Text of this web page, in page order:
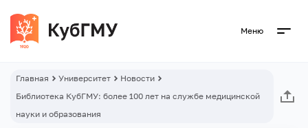
Меню
Главная Университет
Новости
Библиотека КубГМУ: более 100 лет на службе медицинской
науки и образования